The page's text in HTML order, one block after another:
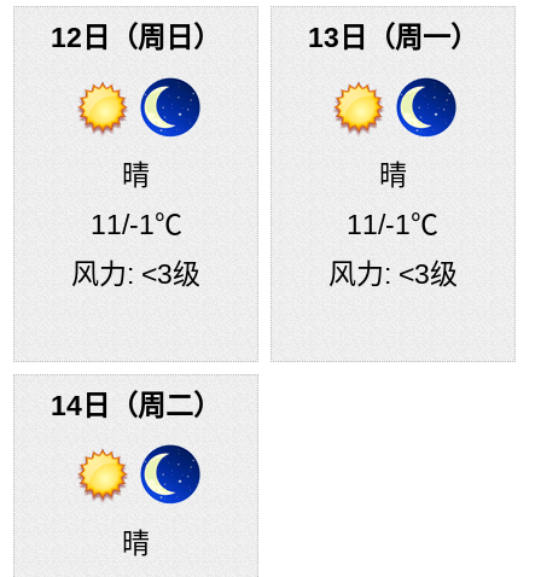
12日（周日）
晴
11/-1℃
风力: <3级
13日（周一）
晴
11/-1℃
风力: <3级
14日（周二）
晴